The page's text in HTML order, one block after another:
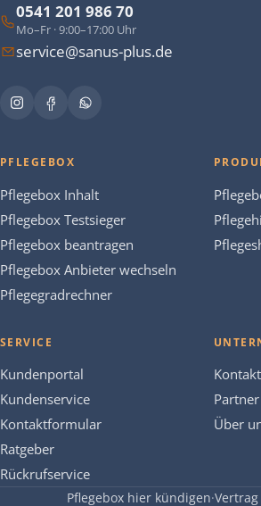
0541 201 986 70
Mo–Fr · 9:00–17:00 Uhr
service@sanus-plus.de
PFLEGEBOX
Pflegebox Inhalt
Pflegebox Testsieger
Pflegebox beantragen
Pflegebox Anbieter wechseln
Pflegegradrechner
SERVICE
Kundenportal
Kundenservice
Kontaktformular
Ratgeber
Rückrufservice
Kontakt
Über
Pflegebox hier kündigen·